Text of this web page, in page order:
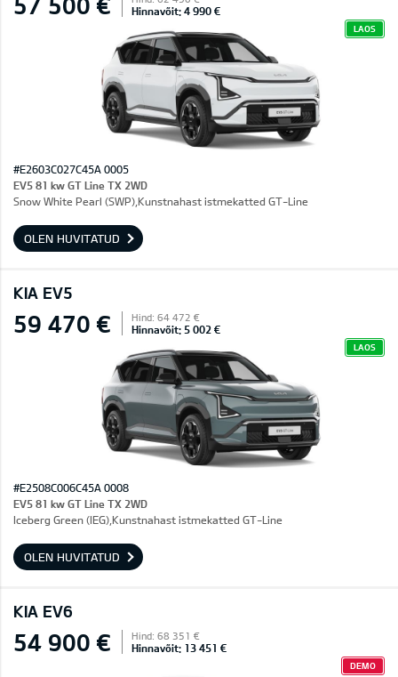
Hinnavõit: 4 990 €
LAOS
#E2603C027C45A 0005
EV5 81 kw GT Line TX 2WD
Snow White Pearl (SWP),Kunstnahast istmekatted GT-Line
OLEN HUVITATUD
KIA EV5
59 470 € Hind: 64 472 €
Hinnavõit: 5 002 €
LAOS
#E2508C006C45A 0008
EV5 81 kw GT Line TX 2WD
Iceberg Green (IEG),Kunstnahast istmekatted GT-Line
OLEN HUVITATUD
KIA EV6
54 900 € Hind: 68 351 €
Hinnavõit: 13 451 €
DEMO